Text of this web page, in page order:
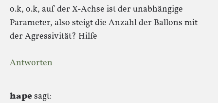
o.k, o.k, auf der X-Achse ist der unabhängige
Parameter, also steigt die Anzahl der Ballons mit
der Agressivität? Hilfe
Antworten
hapesagt: